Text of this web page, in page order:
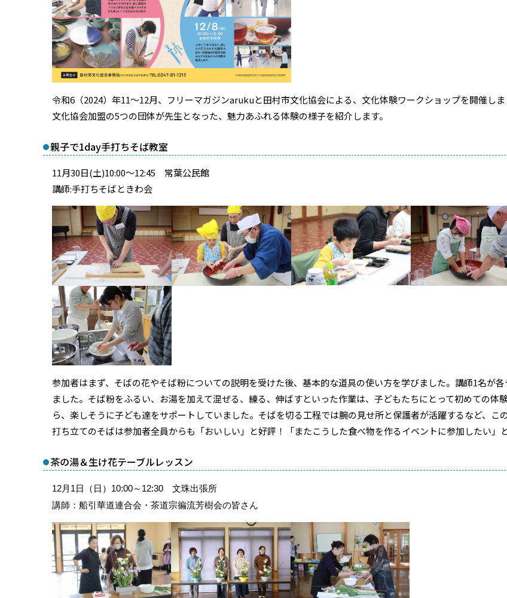
令和6（2024）年11～12月、フリーマガジンarukuと田村市文化協会による、文化体験ワークショップを開催しま
文化協会加盟の5つの団体が先生となった、魅力あふれる体験の様子を紹介します。
親子で1day手打ちそば教室
11月30日(土)10:00～12:45 常葉公民館
講師:手打ちそばときわ会
参加者はまず、そばの花やそば粉についての説明を受けた後、基本的な道具の使い方を学びました。講師1名が
ました。そば粉をふるい、お湯を加えて混ぜる、練る、伸ばすといった作業は、子どもたちにとって初めての
ら、楽しそうに子ども達をサポートしていました。そばを切る工程では腕の見せ所と保護者が活躍するなど、こ
打ち立てのそばは参加者全員からも「おいしい」と好評！「またこうした食べ物を作るイベントに参加したい」
茶の湯＆生け花テーブルレッスン
12月1日（日）10:00～12:30 文珠出張所
講師：船引華道連合会・茶道宗徧流芳樹会の皆さん